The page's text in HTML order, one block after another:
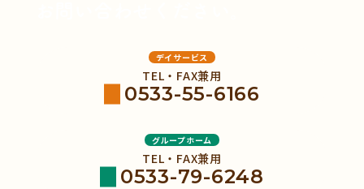
デイサービス
TEL・FAX兼用
0533-55-6166
グループホーム
TEL・FAX兼用
0533-79-6248